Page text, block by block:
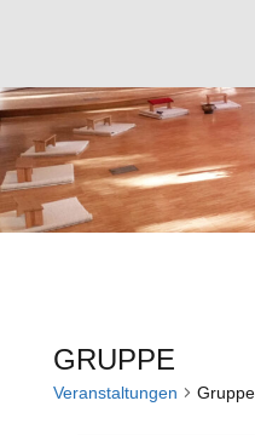
GRUPPE
Veranstaltungen Gruppe